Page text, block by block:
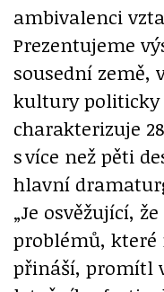
ambivalenci
Prezentujeme
sousední země,
kultury politicky
charakterizuje
s více než pěti
hlavní
„Je osvěžující,
problémů,
přináší, promítl